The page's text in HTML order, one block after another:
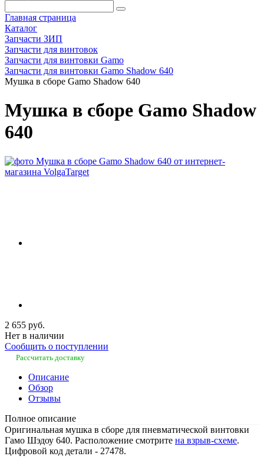
Главная страница
Каталог
Запчасти ЗИП
Запчасти для винтовок
Запчасти для винтовки Gamo
Запчасти для винтовки Gamo Shadow 640
Мушка в сборе Gamo Shadow 640
Мушка в сборе Gamo Shadow
640
2 655 руб.
Нет в наличии
Сообщить о поступлении
Рассчитать доставку
Описание
Обзор
Отзывы
Полное описание
Оригинальная мушка в сборе для пневматической винтовки
Гамо Шэдоу 640. Расположение смотрите на взрыв-схеме.
Цифровой код детали - 27478.